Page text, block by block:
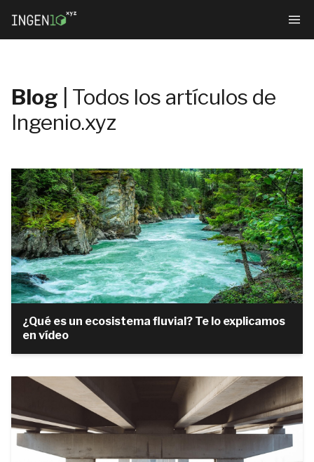
Blog
| Todos los artículos de
Ingenio.xyz
¿Qué es un ecosistema fluvial? Te lo explicamos
en vídeo